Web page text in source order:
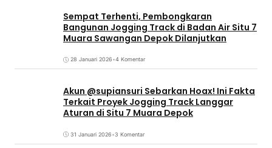
Sempat Terhenti, Pembongkaran
Bangunan Jogging Track di Badan Air Situ 7
Muara Sawangan Depok Dilanjutkan
28 Januari 2026•4 Komentar
Akun @supiansuri Sebarkan Hoax! Ini Fakta
Terkait Proyek Jogging Track Langgar
Aturan di Situ 7 Muara Depok
31 Januari 2026•3 Komentar